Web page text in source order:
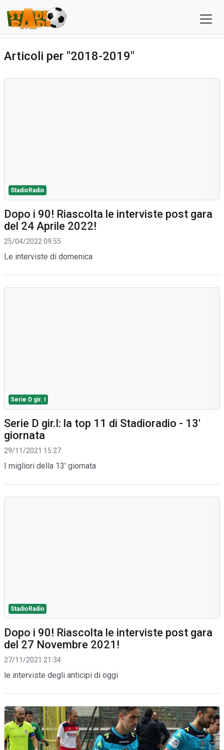
Articoli per "2018-2019"
StadioRadio
Dopo i 90! Riascolta le interviste post gara
del 24 Aprile 2022!
25/04/2022 09:55
Le interviste di domenica
Serie D gir. I
Serie D gir.I: la top 11 di Stadioradio - 13'
giornata
29/11/2021 15:27
I migliori della 13' giornata
StadioRadio
Dopo i 90! Riascolta le interviste post gara
del 27 Novembre 2021!
27/11/2021 21:34
le interviste degli anticipi di oggi